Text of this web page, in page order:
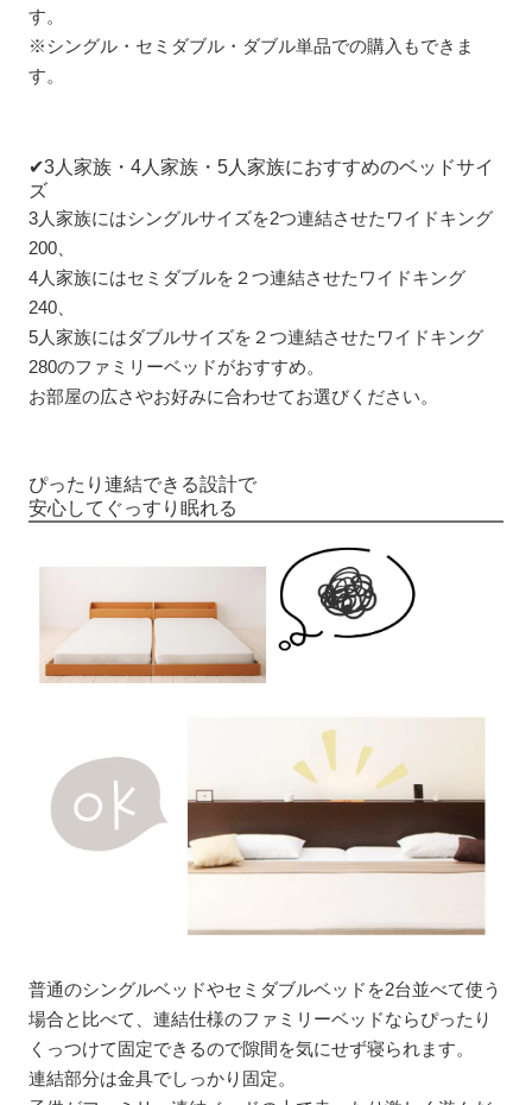
す。
※シングル・セミダブル・ダブル単品での購入もできま
す。
✔3人家族・4人家族・5人家族におすすめのベッドサイ
ズ
3人家族にはシングルサイズを2つ連結させたワイドキング
200、
4人家族にはセミダブルを２つ連結させたワイドキング
240、
5人家族にはダブルサイズを２つ連結させたワイドキング
280のファミリーベッドがおすすめ。
お部屋の広さやお好みに合わせてお選びください。
ぴったり連結できる設計で
安心してぐっすり眠れる
普通のシングルベッドやセミダブルベッドを2台並べて使う
場合と比べて、連結仕様のファミリーベッドならぴったり
くっつけて固定できるので隙間を気にせず寝られます。
連結部分は金具でしっかり固定。